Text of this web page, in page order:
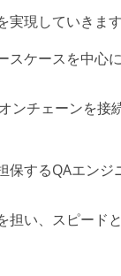
現していきます
スケースを中心
ンチェーンを接
保するQAエンジ
担い、スピード